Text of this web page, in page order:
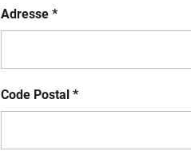
Adresse *
Code Postal *